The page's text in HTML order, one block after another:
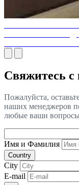
Свяжитесь с
Пожалуйста,
наших менеджеров
любые ваши
Имя и Фамилия
Country
City
E-mail